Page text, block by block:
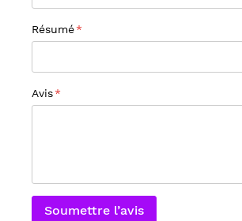
Résumé
Avis
Soumettre l’avis